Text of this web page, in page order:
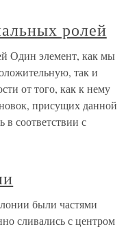
ролей
Один элемент, как мы
так и
от того, как к нему
присущих данной
в соответствии с
были частями
сливались с центром